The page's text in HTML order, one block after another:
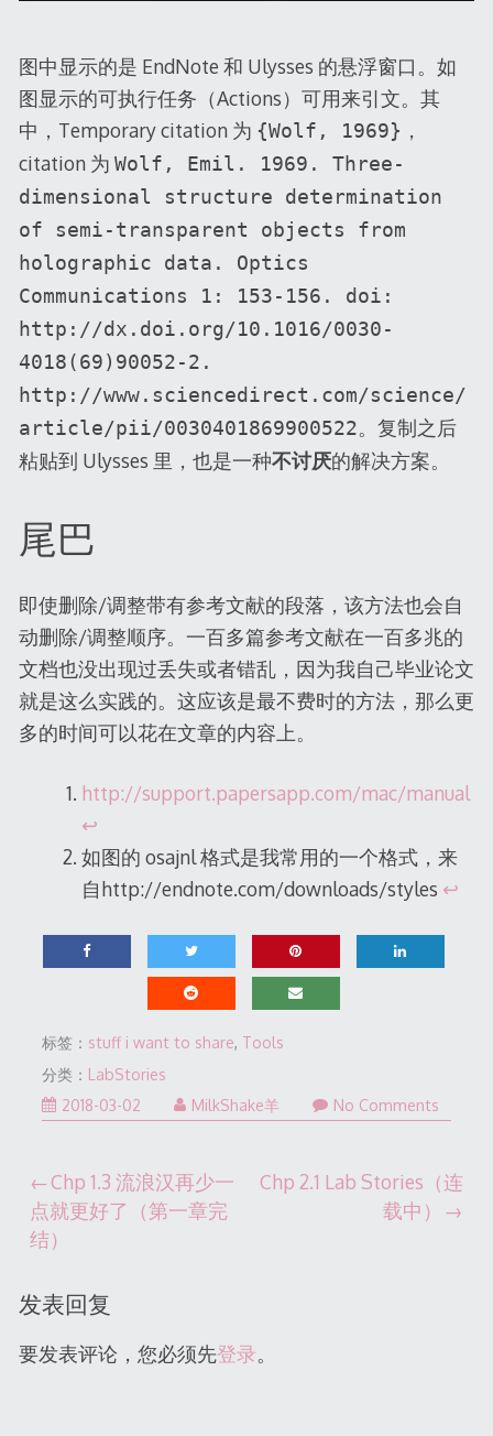
图中显示的是 EndNote 和 Ulysses 的悬浮窗口。如
图显示的可执行任务（Actions）可用来引文。其
中，Temporary citation 为 {Wolf, 1969} ，
citation 为 Wolf, Emil. 1969. Three-
dimensional structure determination
of semi-transparent objects from
holographic data. Optics
Communications 1: 153-156. doi:
http://dx.doi.org/10.1016/0030-
4018(69)90052-2.
http://www.sciencedirect.com/science/
article/pii/0030401869900522。复制之后
粘贴到 Ulysses 里，也是一种不讨厌的解决方案。
尾巴
即使删除/调整带有参考文献的段落，该方法也会自
动删除/调整顺序。一百多篇参考文献在一百多兆的
文档也没出现过丢失或者错乱，因为我自己毕业论文
就是这么实践的。这应该是最不费时的方法，那么更
多的时间可以花在文章的内容上。
http://support.papersapp.com/mac/manual
↩
如图的 osajnl 格式是我常用的一个格式，来
自http://endnote.com/downloads/styles ↩
标签： stuff i want to share, Tools
分类： LabStories
2018-03-022022-
MilkShake羊 No Comments
文
章
航
Chp 1.3 流浪汉再少一
点就更好了（第一章完
结）
Chp 2.1 Lab Stories（连
载中）
发表回复
要发表评论，您必须先登录。